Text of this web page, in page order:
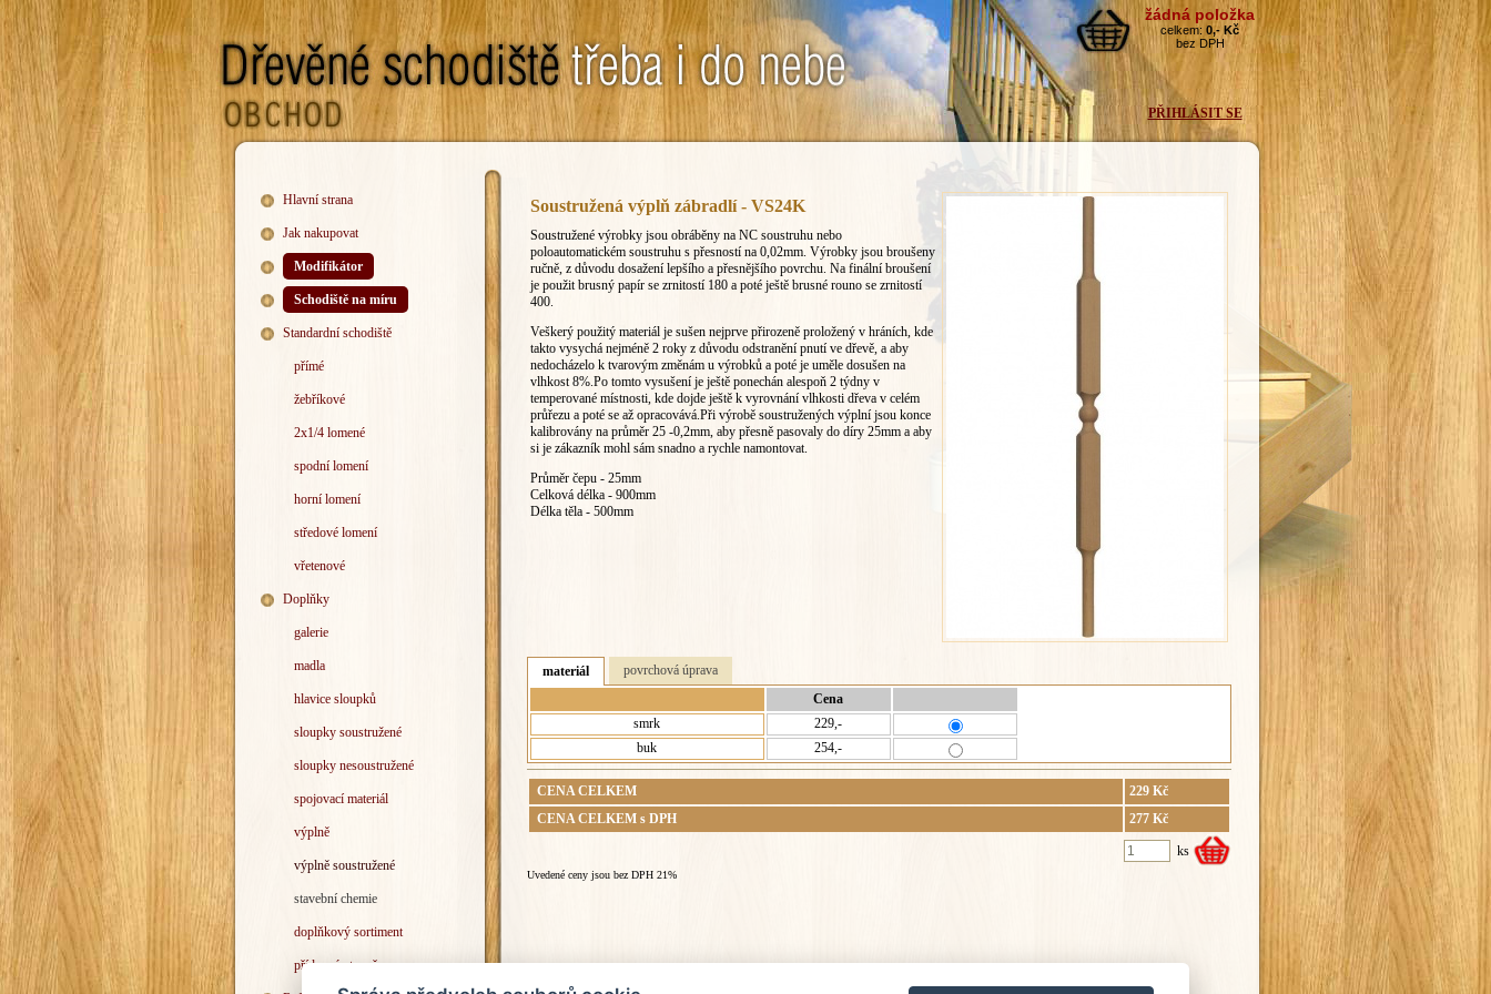
PŘIHLÁSIT SE
Hlavní strana
Jak nakupovat
Modifikátor
Schodiště na míru
Standardní schodiště
přímé
žebříkové
2x1/4 lomené
spodní lomení
horní lomení
středové lomení
vřetenové
Doplňky
galerie
madla
hlavice sloupků
sloupky soustružené
sloupky nesoustružené
spojovací materiál
výplně
výplně soustružené
stavební chemie
doplňkový sortiment
přídavný stupeň
Soustružená výplň zábradlí - VS24K
Soustružené výrobky jsou obráběny na NC soustruhu nebo
poloautomatickém soustruhu s přesností na 0,02mm. Výrobky jsou broušeny
ručně, z důvodu dosažení lepšího a přesnějšího povrchu. Na finální broušení
je použit brusný papír se zrnitostí 180 a poté ještě brusné rouno se zrnitostí
400.
Veškerý použitý materiál je sušen nejprve přirozeně proložený v hráních, kde
takto vysychá nejméně 2 roky z důvodu odstranění pnutí ve dřevě, a aby
nedocházelo k tvarovým změnám u výrobků a poté je uměle dosušen na
vlhkost 8%.Po tomto vysušení je ještě ponechán alespoň 2 týdny v
temperované místnosti, kde dojde ještě k vyrovnání vlhkosti dřeva v celém
průřezu a poté se až opracovává.Při výrobě soustružených výplní jsou konce
kalibrovány na průměr 25 -0,2mm, aby přesně pasovaly do díry 25mm a aby
si je zákazník mohl sám snadno a rychle namontovat.
Průměr čepu - 25mm
Celková délka - 900mm
Délka těla - 500mm
materiál
povrchová úprava
Cena
smrk
229,-
buk
254,-
CENA CELKEM
229 Kč
CENA CELKEM s DPH
277 Kč
ks
Uvedené ceny jsou bez DPH 21%